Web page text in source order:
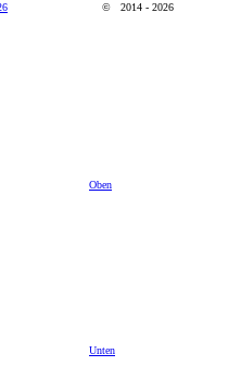
© 2014 - 2026
Oben
Unten